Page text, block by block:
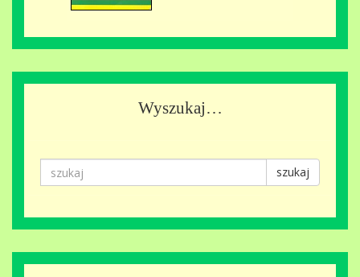
Wyszukaj…
szukaj